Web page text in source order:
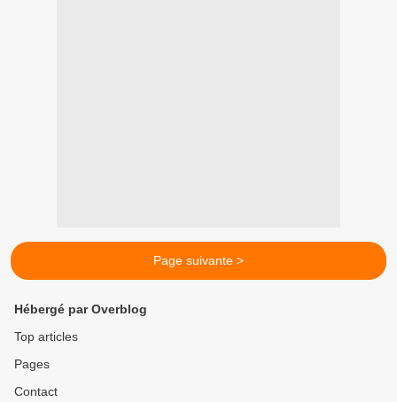
Page suivante >
Hébergé par Overblog
Top articles
Pages
Contact